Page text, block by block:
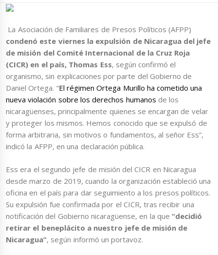
La Asociación de Familiares de Presos Políticos (AFPP)
condenó este viernes la expulsión de Nicaragua del jefe
de misión del Comité Internacional de la Cruz Roja
(CICR) en el país, Thomas Ess, según confirmó el
organismo, sin explicaciones por parte del Gobierno de
Daniel Ortega. “El régimen Ortega Murillo ha cometido una
nueva violación sobre los derechos humanos de los
nicaragüenses, principalmente quienes se encargan de velar
y proteger los mismos. Hemos conocido que se expulsó de
forma arbitraria, sin motivos o fundamentos, al señor Ess”,
indicó la AFPP, en una declaración pública.
Ess era el segundo jefe de misión del CICR en Nicaragua
desde marzo de 2019, cuando la organización estableció una
oficina en el país para dar seguimiento a los presos políticos.
Su expulsión fue confirmada por el CICR, tras recibir una
notificación del Gobierno nicaragüense, en la que“decidió
retirar el beneplácito a nuestro jefe de misión de
Nicaragua”, según informó un portavoz.